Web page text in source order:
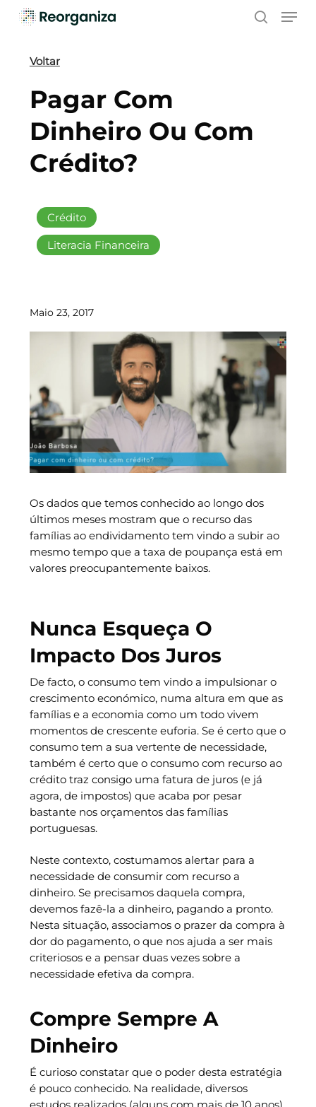
Skip
contentVoltar
Crédito
Literacia Financeira
Pagar Com
Dinheiro Ou Com
Crédito?
Maio 23, 2017
Os dados que temos conhecido ao longo dos
últimos meses mostram que o recurso das
famílias ao endividamento tem vindo a subir ao
mesmo tempo que a taxa de poupança está em
valores preocupantemente baixos.
Nunca Esqueça O
Impacto Dos Juros
De facto, o consumo tem vindo a impulsionar o
crescimento económico, numa altura em que as
famílias e a economia como um todo vivem
momentos de crescente euforia. Se é certo que o
consumo tem a sua vertente de necessidade,
também é certo que o consumo com recurso ao
crédito traz consigo uma fatura de juros (e já
agora, de impostos) que acaba por pesar
bastante nos orçamentos das famílias
portuguesas.
Neste contexto, costumamos alertar para a
necessidade de consumir com recurso a
dinheiro. Se precisamos daquela compra,
devemos fazê-la a dinheiro, pagando a pronto.
Nesta situação, associamos o prazer da compra à
dor do pagamento, o que nos ajuda a ser mais
criteriosos e a pensar duas vezes sobre a
necessidade efetiva da compra.
Compre Sempre A
Dinheiro
É curioso constatar que o poder desta estratégia
é pouco conhecido. Na realidade, diversos